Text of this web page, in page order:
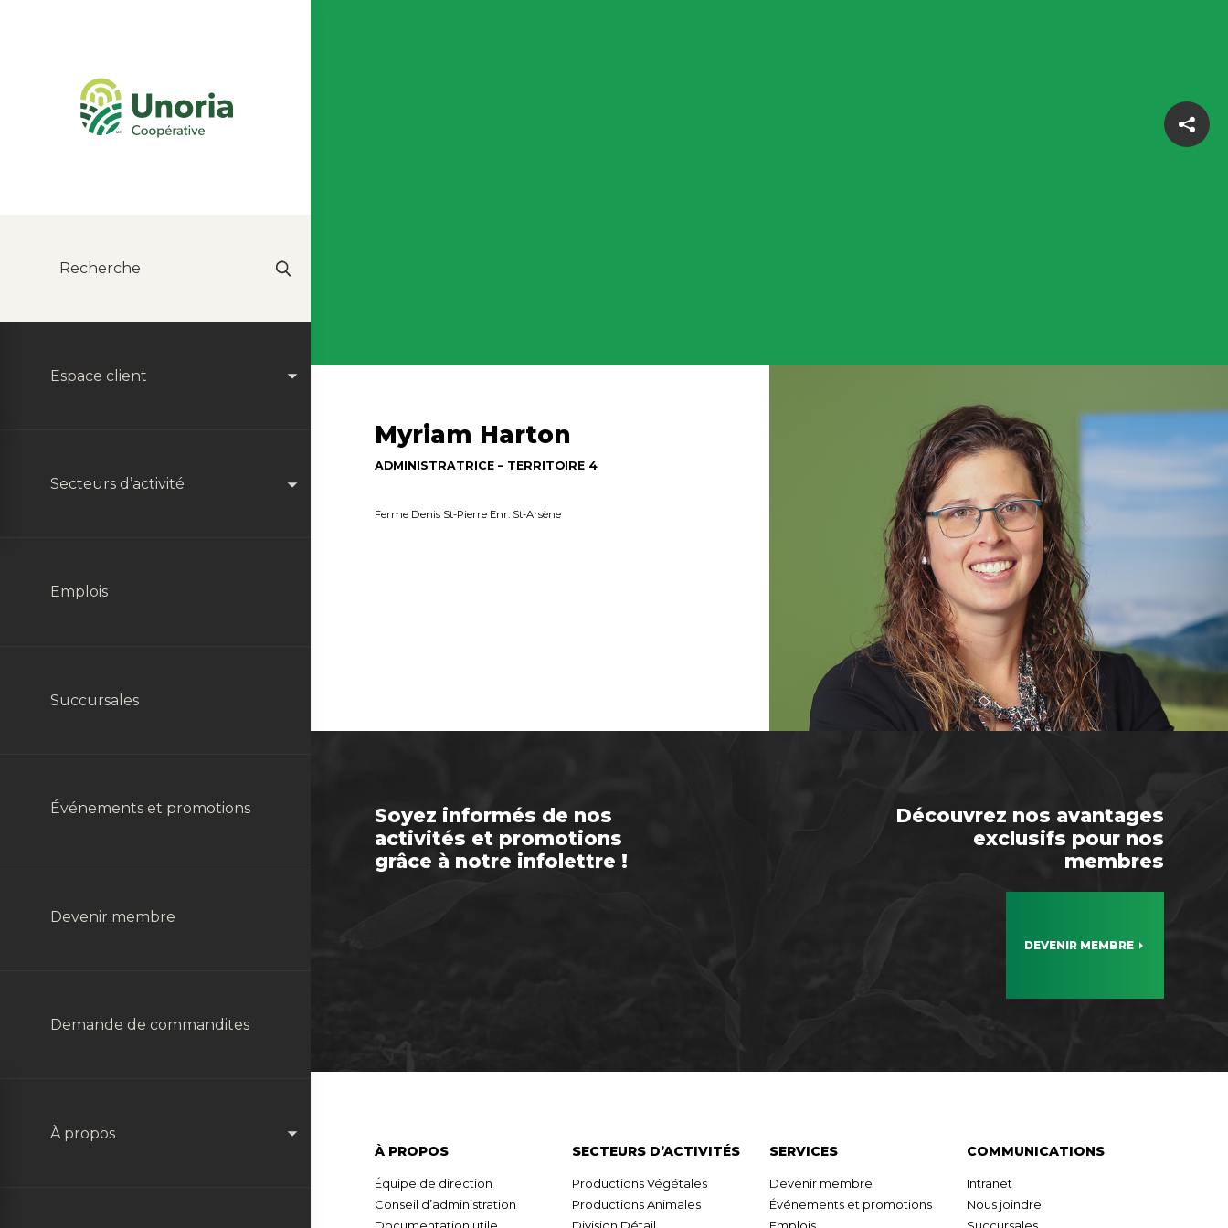
Espace client
Agconnexion
Formulaire du RIC
Formulaire de Commande
Programme Gazon Vert
Achat de volailles
Secteurs d’activité
Productions Végétales
Productions Animales
Division Détail
Division Énergie
Division Machinerie et
Équipements Agricoles
Emplois
Succursales
Événements et promotions
Devenir membre
Demande de commandites
À propos
Myriam Harton
ADMINISTRATRICE – TERRITOIRE 4
Ferme Denis St-Pierre Enr. St-Arsène
Soyez informés de nos
activités et promotions
grâce à notre infolettre !
Découvrez nos avantages
exclusifs pour nos
membres
DEVENIR MEMBRE
À PROPOS
Équipe de direction
Conseil d’administration
Documentation utile
SECTEURS D’ACTIVITÉS
Productions Végétales
Productions Animales
Division Détail
SERVICES
Devenir membre
Événements et promotions
Emplois
COMMUNICATIONS
Intranet
Nous joindre
Succursales